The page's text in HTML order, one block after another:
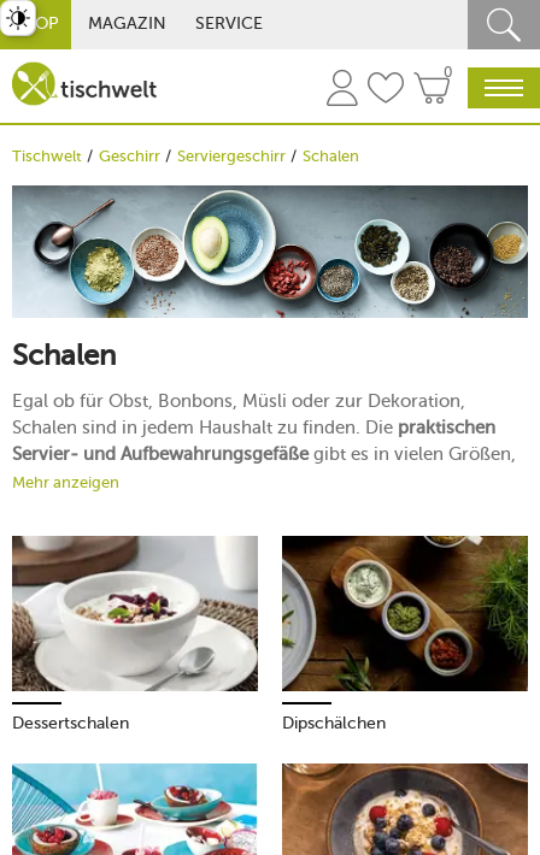
SHOP MAGAZIN SERVICE
0
Tischwelt Geschirr Serviergeschirr Schalen
Schalen
Egal ob für Obst, Bonbons, Müsli oder zur Dekoration,
Schalen sind in jedem Haushalt zu finden. Die praktischen
Servier- und Aufbewahrungsgefäßegibt es in vielen Größen,
Formen und Materialien. Damit Sie zu jedem Anlass das
tischwelt eine riesige Auswahl an bekannten Geschirrmarken
– eine runde Sache!
Mehr erfahren!
Mehr anzeigen
Dessertschalen Dipschälchen
umschalten